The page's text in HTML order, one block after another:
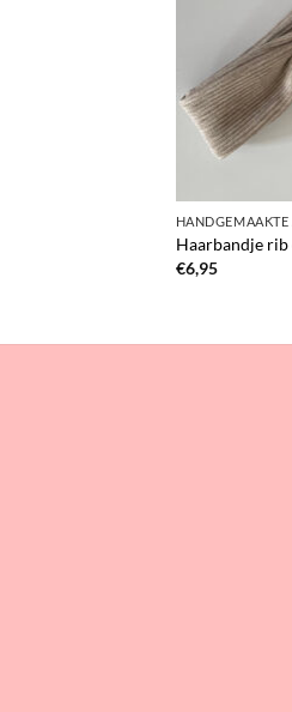
HANDGEMAAKTE
Haarbandje rib
€6,95